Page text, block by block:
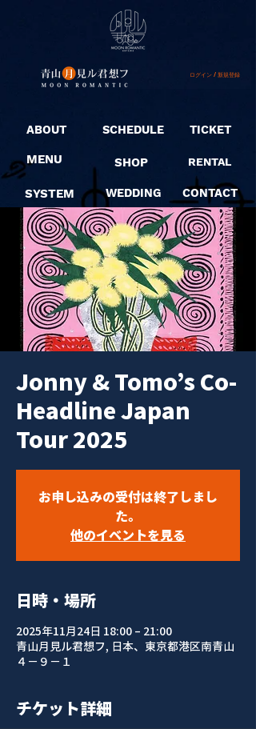
ログイン / 新規登録
ABOUT
MENU
SYSTEM
SCHEDULE
SHOP
WEDDING
TICKET
RENTAL
CONTACT
Jonny & Tomo’s Co-
Headline Japan
Tour 2025
お申し込みの受付は終了しまし
た。
他のイベントを見る
日時・場所
2025年11月24日 18:00 – 21:00
青山月見ル君想フ, 日本、東京都港区南青山
４−９−１
チケット詳細